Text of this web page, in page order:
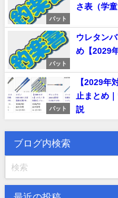
バット
さ表（学
バット
ウレタン
め【2029
バット
【2029年
止まとめ
説
ブログ内検索